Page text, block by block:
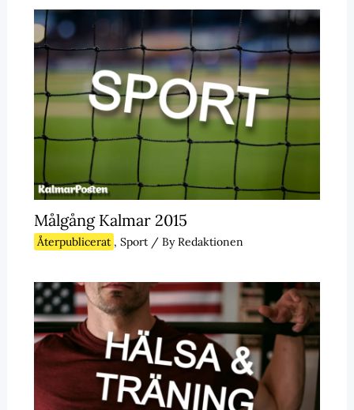
Målgång Kalmar 2015
Återpublicerat , Sport/ ByRedaktionen